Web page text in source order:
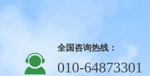
끤 010-64873301
全国咨询热线：